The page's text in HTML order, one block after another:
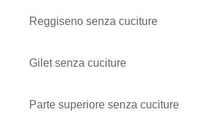
Reggiseno senza cuciture
Gilet senza cuciture
Parte superiore senza cuciture